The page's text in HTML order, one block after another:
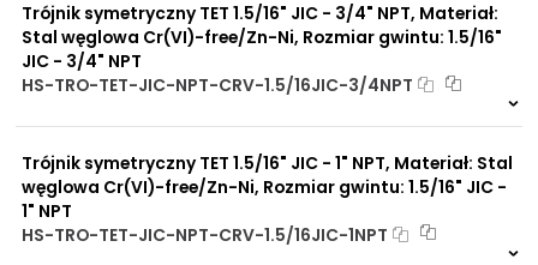
Trójnik symetryczny TET 1.5/16" JIC - 3/4" NPT, Materiał:
Stal węglowa Cr(VI)-free/Zn-Ni, Rozmiar gwintu: 1.5/16"
JIC - 3/4" NPT
HS-TRO-TET-JIC-NPT-CRV-1.5/16JIC-3/4NPT
Trójnik symetryczny TET 1.5/16" JIC - 1" NPT, Materiał: Stal
węglowa Cr(VI)-free/Zn-Ni, Rozmiar gwintu: 1.5/16" JIC -
1" NPT
HS-TRO-TET-JIC-NPT-CRV-1.5/16JIC-1NPT